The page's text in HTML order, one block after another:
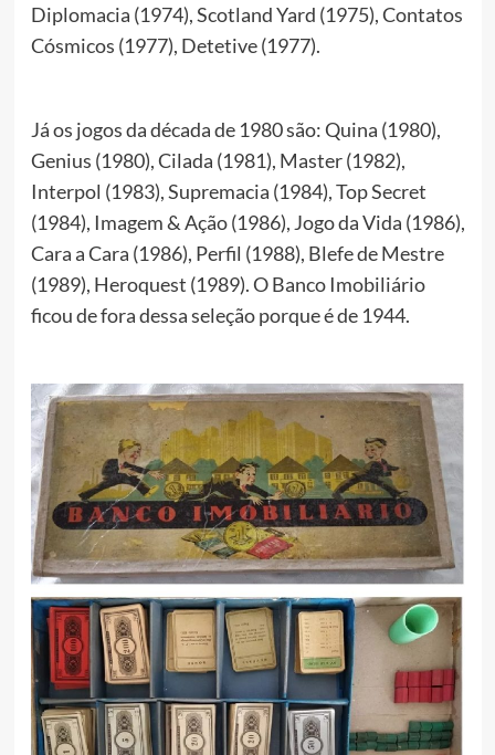
Diplomacia (1974), Scotland Yard (1975), Contatos
Cósmicos (1977), Detetive (1977).
Já os jogos da década de 1980 são: Quina (1980),
Genius (1980), Cilada (1981), Master (1982),
Interpol (1983), Supremacia (1984), Top Secret
(1984), Imagem & Ação (1986), Jogo da Vida (1986),
Cara a Cara (1986), Perfil (1988), Blefe de Mestre
(1989), Heroquest (1989). O Banco Imobiliário
ficou de fora dessa seleção porque é de 1944.